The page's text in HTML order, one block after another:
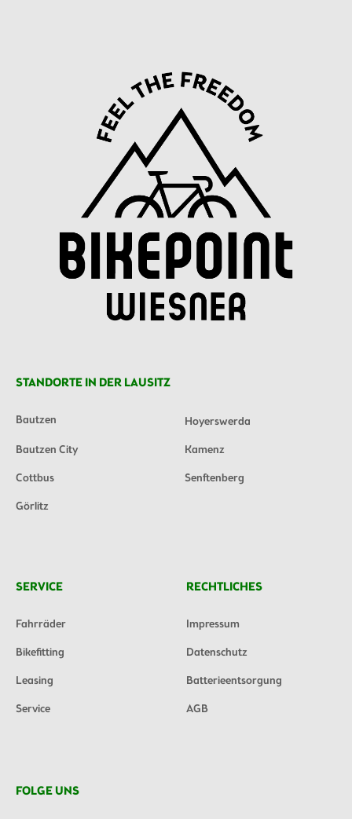
STANDORTE IN DER LAUSITZ
Bautzen
Hoyerswerda
Bautzen City
Kamenz
Cottbus
Senftenberg
Görlitz
SERVICE
Fahrräder
Bikefitting
Leasing
Service
RECHTLICHES
Impressum
Datenschutz
Batterieentsorgung
AGB
FOLGE UNS